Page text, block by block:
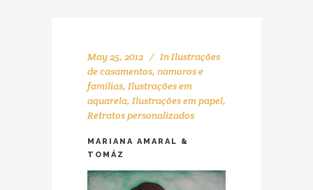
May 25, 2012 InIlustrações
de casamentos, namoros e
famílias, Ilustrações em
aquarela, Ilustrações em papel,
Retratos personalizados
MARIANA AMARAL &
TOMÁZ